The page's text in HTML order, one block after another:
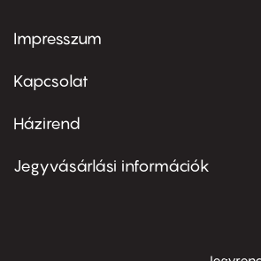
Footer
first
Impresszum
Kapcsolat
Footer
second
Házirend
Jegyvásárlási információk